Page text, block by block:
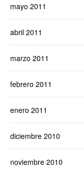
mayo 2011
abril 2011
marzo 2011
febrero 2011
enero 2011
diciembre 2010
noviembre 2010